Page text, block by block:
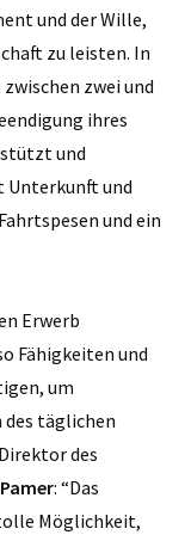
und der Wille,
zu leisten. In
zwischen zwei und
ihres
und
Unterkunft und
und ein
Erwerb
Fähigkeiten und
um
täglichen
des
: “Das
Möglichkeit,